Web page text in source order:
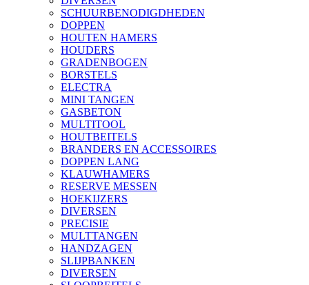
SCHUURBENODIGDHEDEN
DOPPEN
HOUTEN HAMERS
HOUDERS
GRADENBOGEN
BORSTELS
ELECTRA
MINI TANGEN
GASBETON
MULTITOOL
HOUTBEITELS
BRANDERS EN ACCESSOIRES
DOPPEN LANG
KLAUWHAMERS
RESERVE MESSEN
HOEKIJZERS
DIVERSEN
PRECISIE
MULTTANGEN
HANDZAGEN
SLIJPBANKEN
DIVERSEN